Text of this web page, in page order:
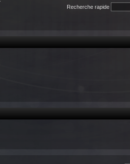
Recherche rapide